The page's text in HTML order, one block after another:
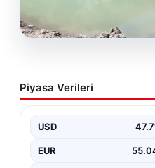
06.08.2026
12 yaşındaki
gölette boğuldu
Oluşan Gölette Boğuldu”,
Piyasa Verileri
USD
EUR